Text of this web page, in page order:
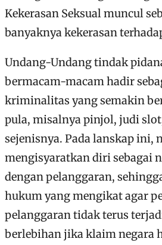
Kekerasan Seksual muncul
banyaknya kekerasan
Undang-Undang tindak
bermacam-macam hadir
kriminalitas yang semakin
pula, misalnya pinjol, judi
sejenisnya. Pada lanskap ini,
mengisyaratkan diri sebagai
dengan pelanggaran,
hukum yang mengikat agar
pelanggaran tidak terus
berlebihan jika klaim negara